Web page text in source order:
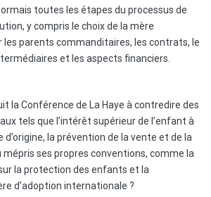
toutes les étapes du processus de
y compris le choix de la mère
les parents commanditaires, les contrats, le
et les aspects financiers.
la Conférence de La Haye à contredire des
tels que l’intérêt supérieur de l’enfant à
la prévention de la vente et de la
ses propres conventions, comme la
la protection des enfants et la
d’adoption internationale ?